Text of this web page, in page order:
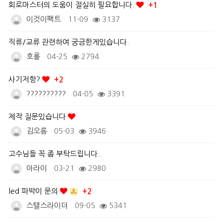
회로마스터의 도움이 절실히 필요합니다.
+1
이것이팩트
11-09 3137
직류/교류 관련하여 궁금한게있습니다.
호롤
04-25 2794
사기저항?
+2
??????????
04-05 3391
제작 질문있습니다
김오름
05-03 3946
고수님들 꼭 좀 부탁드립니다..
아라이
03-21 2980
led 파박이 문의
+2
스텔스라이더
09-05 5341